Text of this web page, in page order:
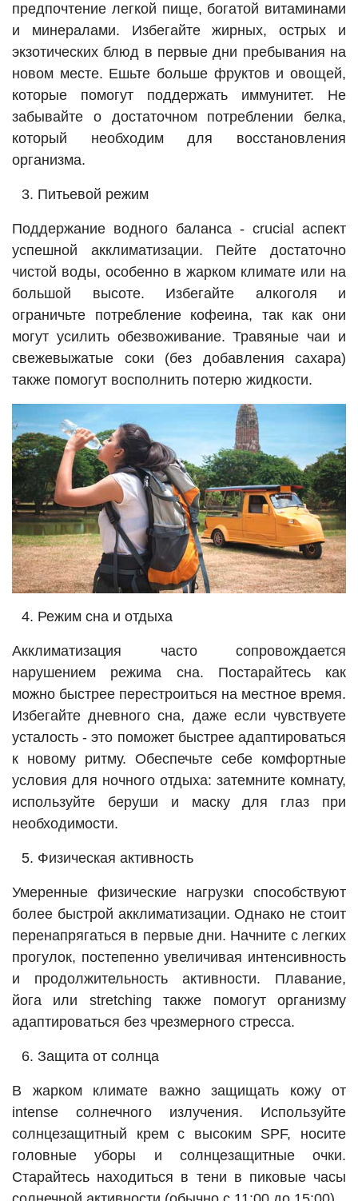
предпочтение легкой пище, богатой витаминами
и минералами. Избегайте жирных, острых и
экзотических блюд в первые дни пребывания на
новом месте. Ешьте больше фруктов и овощей,
которые помогут поддержать иммунитет. Не
забывайте о достаточном потреблении белка,
который необходим для восстановления
организма.
Питьевой режим
Поддержание водного баланса - crucial аспект
успешной акклиматизации. Пейте достаточно
чистой воды, особенно в жарком климате или на
большой высоте. Избегайте алкоголя и
ограничьте потребление кофеина, так как они
могут усилить обезвоживание. Травяные чаи и
свежевыжатые соки (без добавления сахара)
также помогут восполнить потерю жидкости.
Режим сна и отдыха
Акклиматизация часто сопровождается
нарушением режима сна. Постарайтесь как
можно быстрее перестроиться на местное время.
Избегайте дневного сна, даже если чувствуете
усталость - это поможет быстрее адаптироваться
к новому ритму. Обеспечьте себе комфортные
условия для ночного отдыха: затемните комнату,
используйте беруши и маску для глаз при
необходимости.
Физическая активность
Умеренные физические нагрузки способствуют
более быстрой акклиматизации. Однако не стоит
перенапрягаться в первые дни. Начните с легких
прогулок, постепенно увеличивая интенсивность
и продолжительность активности. Плавание,
йога или stretching также помогут организму
адаптироваться без чрезмерного стресса.
Защита от солнца
В жарком климате важно защищать кожу от
intense солнечного излучения. Используйте
солнцезащитный крем с высоким SPF, носите
головные уборы и солнцезащитные очки.
Старайтесь находиться в тени в пиковые часы